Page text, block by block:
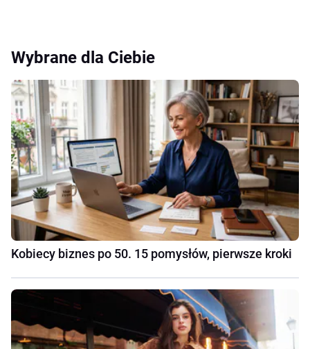
Wybrane dla Ciebie
Kobiecy biznes po 50. 15 pomysłów, pierwsze kroki